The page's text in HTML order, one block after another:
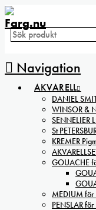
Navigation
AKVARELL
DANIEL
WINSOR &
SENNELIER
St
KREMER
GOUACHE
MEDIUM
PENSLAR